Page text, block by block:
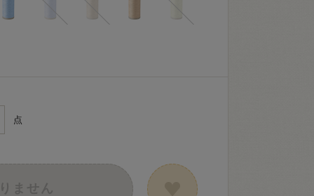
点